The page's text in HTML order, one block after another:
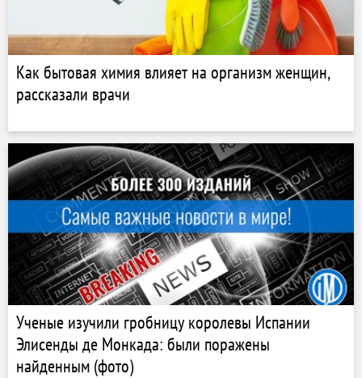
Как бытовая химия влияет на организм женщин,
рассказали врачи
Ученые изучили гробницу королевы Испании
Элисенды де Монкада: были поражены
найденным (фото)